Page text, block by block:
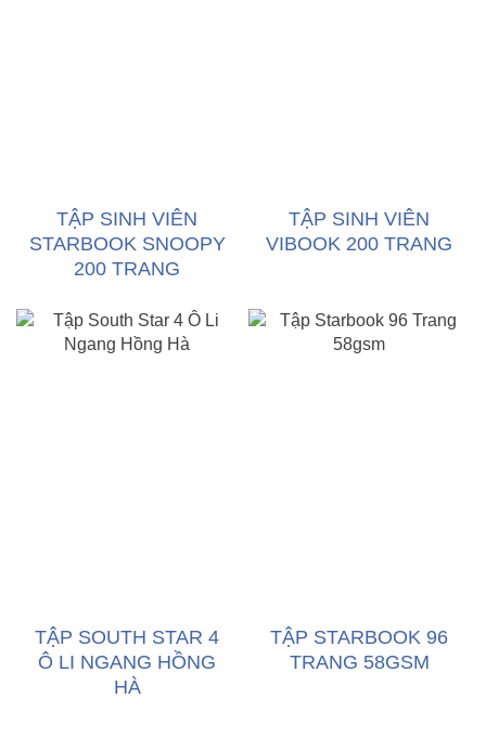
TẬP SINH VIÊN
STARBOOK SNOOPY
200 TRANG
TẬP SINH VIÊN
VIBOOK 200 TRANG
TẬP SOUTH STAR 4
Ô LI NGANG HỒNG
HÀ
TẬP STARBOOK 96
TRANG 58GSM